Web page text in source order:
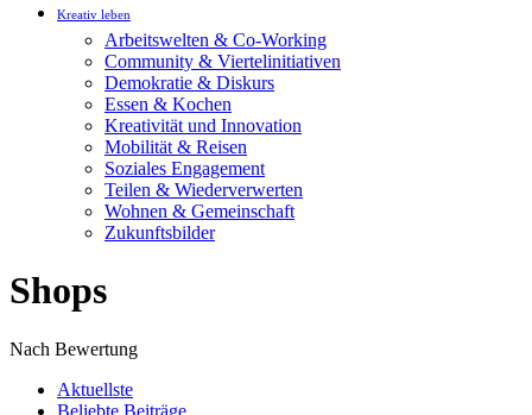
Kreativ leben
Arbeitswelten & Co-Working
Community & Viertelinitiativen
Demokratie & Diskurs
Essen & Kochen
Kreativität und Innovation
Mobilität & Reisen
Soziales Engagement
Teilen & Wiederverwerten
Wohnen & Gemeinschaft
Zukunftsbilder
Shops
Nach Bewertung
Aktuellste
Beliebte Beiträge